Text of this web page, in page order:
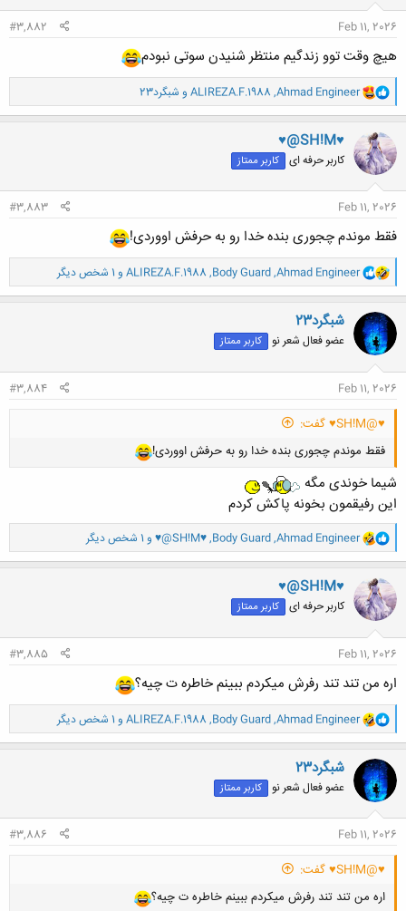
:
Feb 11, 2026
#3,882
هیچ وقت توو زندگیم منتظر شنیدن سوتی نبودم
و
ا
ک
ش
ه
:
Ahmad Engineer
,
ALIREZA.F.1988 و شبگرد23
♥@SH!M♥
کاربر حرفه ای کاربر ممتاز
Feb 11, 2026
#3,883
فقط موندم چجوری بنده خدا رو به حرفش اووردی!
و
ا
ک
ن
ش
ه
:
Ahmad Engineer
,
Body Guard
,
ALIREZA.F.1988 و 1 شخص دیگر
شبگرد23
عضو فعال شعر نو کاربر ممتاز
Feb 11, 2026
#3,884
♥@SH!M♥ گفت:
فقط موندم چجوری بنده خدا رو به حرفش اووردی!
شیما خوندی مگه
این رفیقمون بخونه پاکش کردم
و
ا
ک
ش
ه
:
Ahmad Engineer
,
Body Guard
,
♥@SH!M♥ و 1 شخص دیگر
♥@SH!M♥
کاربر حرفه ای کاربر ممتاز
Feb 11, 2026
#3,885
اره من تند تند رفرش میکردم ببینم خاطره ت چیه؟
و
ا
ک
ن
ش
ه
:
Ahmad Engineer
,
Body Guard
,
ALIREZA.F.1988 و 1 شخص دیگر
شبگرد23
عضو فعال شعر نو کاربر ممتاز
Feb 11, 2026
#3,886
♥@SH!M♥ گفت:
اره من تند تند رفرش میکردم ببینم خاطره ت چیه؟